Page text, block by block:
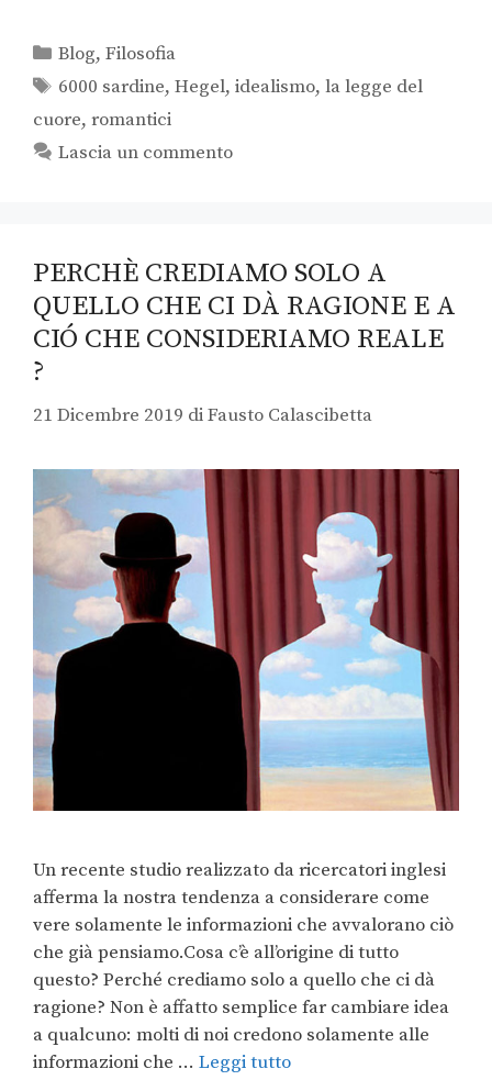
Blog,Filosofia
6000 sardine,Hegel,idealismo,la legge del
cuore, romantici
Lascia un commento
PERCHÈ CREDIAMO SOLO A
QUELLO CHE CI DÀ RAGIONE E A
CIÓ CHE CONSIDERIAMO REALE
?
21 Dicembre 2019 diFausto Calascibetta
Un recente studio realizzato da ricercatori inglesi
afferma la nostra tendenza a considerare come
vere solamente le informazioni che avvalorano ciò
che già pensiamo.Cosa c’è all’origine di tutto
questo? Perché crediamo solo a quello che ci dà
ragione? Non è affatto semplice far cambiare idea
a qualcuno: molti di noi credono solamente alle
informazioni che … Leggi tutto